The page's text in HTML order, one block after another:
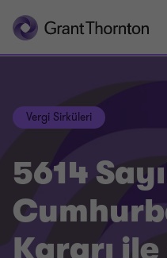
Vergi Sirküleri
5614
Kararı